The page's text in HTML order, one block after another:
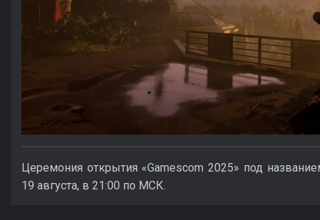
Церемония открытия «Gamescom 2025» под
19 августа, в 21:00 по МСК.